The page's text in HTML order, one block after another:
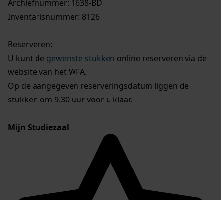
Archiefnummer: 1638-BD
Inventarisnummer: 8126
Reserveren:
U kunt de gewenste stukken online reserveren via de
website van het WFA.
Op de aangegeven reserveringsdatum liggen de
stukken om 9.30 uur voor u klaar.
Mijn Studiezaal